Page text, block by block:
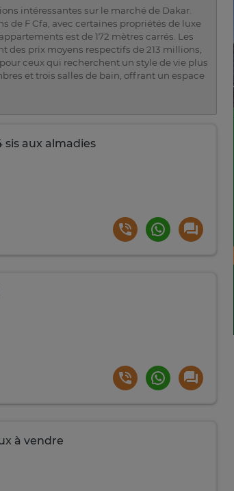
intéressantes sur le marché de Dakar.
de F Cfa, avec certaines propriétés de luxe
est de 172 mètres carrés. Les
prix moyens respectifs de 213 millions,
ceux qui recherchent un style de vie plus
et trois salles de bain, offrant un espace
aux almadies
à vendre